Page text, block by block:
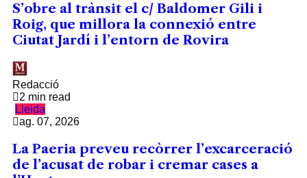
S’obre al trànsit el c/ Baldomer Gili i
Roig, que millora la connexió entre
Ciutat Jardí i l’entorn de Rovira
Redacció
2 min read
Lleida
ag. 07, 2026
La Paeria preveu recòrrer l’excarceració
de l’acusat de robar i cremar cases a